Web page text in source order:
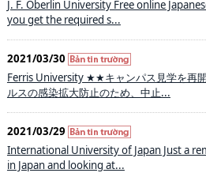
J. F. Oberlin University Free online
you get the required s...
2021/03/30
Ferris University ★★キャンパス見学を再
ルスの感染拡大防止のため、中止...
2021/03/29
International University of Japan Just a
in Japan and looking at...